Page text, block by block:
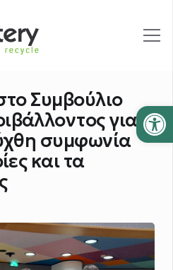
Συμβούλιο
για
συμφωνία
και τα